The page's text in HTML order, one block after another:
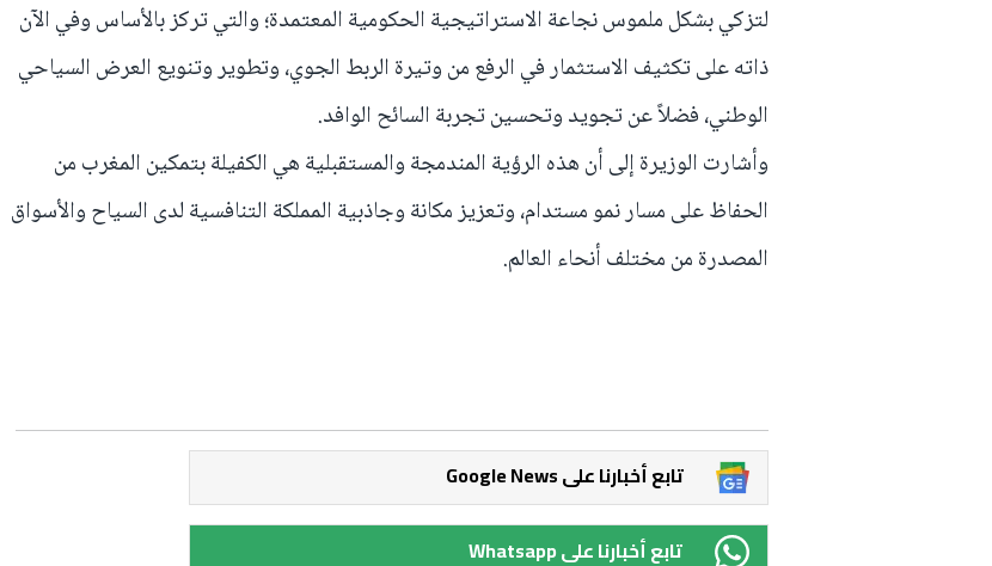
لتزكي بشكل ملموس نجاعة الاستراتيجية الحكومية المعتمدة؛ والتي تركز بالأساس وفي الآن
ذاته على تكثيف الاستثمار في الرفع من وتيرة الربط الجوي، وتطوير وتنويع العرض السياحي
الوطني، فضلاً عن تجويد وتحسين تجربة السائح الوافد.
وأشارت الوزيرة إلى أن هذه الرؤية المندمجة والمستقبلية هي الكفيلة بتمكين المغرب من
الحفاظ على مسار نمو مستدام، وتعزيز مكانة وجاذبية المملكة التنافسية لدى السياح والأسواق
المصدرة من مختلف أنحاء العالم.
Google News تابع أخبارنا على
Whatsapp تابع أخبارنا على